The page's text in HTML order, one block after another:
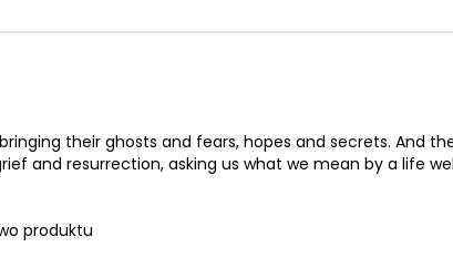
their ghosts and fears, hopes and secrets. And
and resurrection, asking us what we mean by a life
produktu